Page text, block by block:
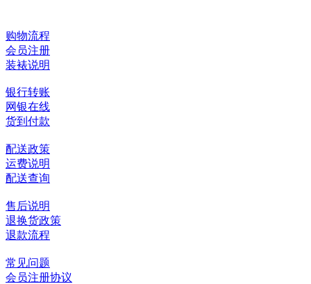
购物流程
会员注册
装裱说明
银行转账
网银在线
货到付款
配送政策
运费说明
配送查询
售后说明
退换货政策
退款流程
常见问题
会员注册协议